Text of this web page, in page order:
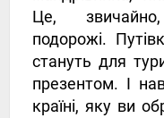
Це, звичайно,
подорожі.
стануть для
презентом. І
країні, яку ви